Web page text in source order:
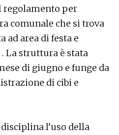
regolamento per
comunale che si trova
ad area di festa e
La struttura è stata
di giugno e funge da
di cibi e
l’uso della